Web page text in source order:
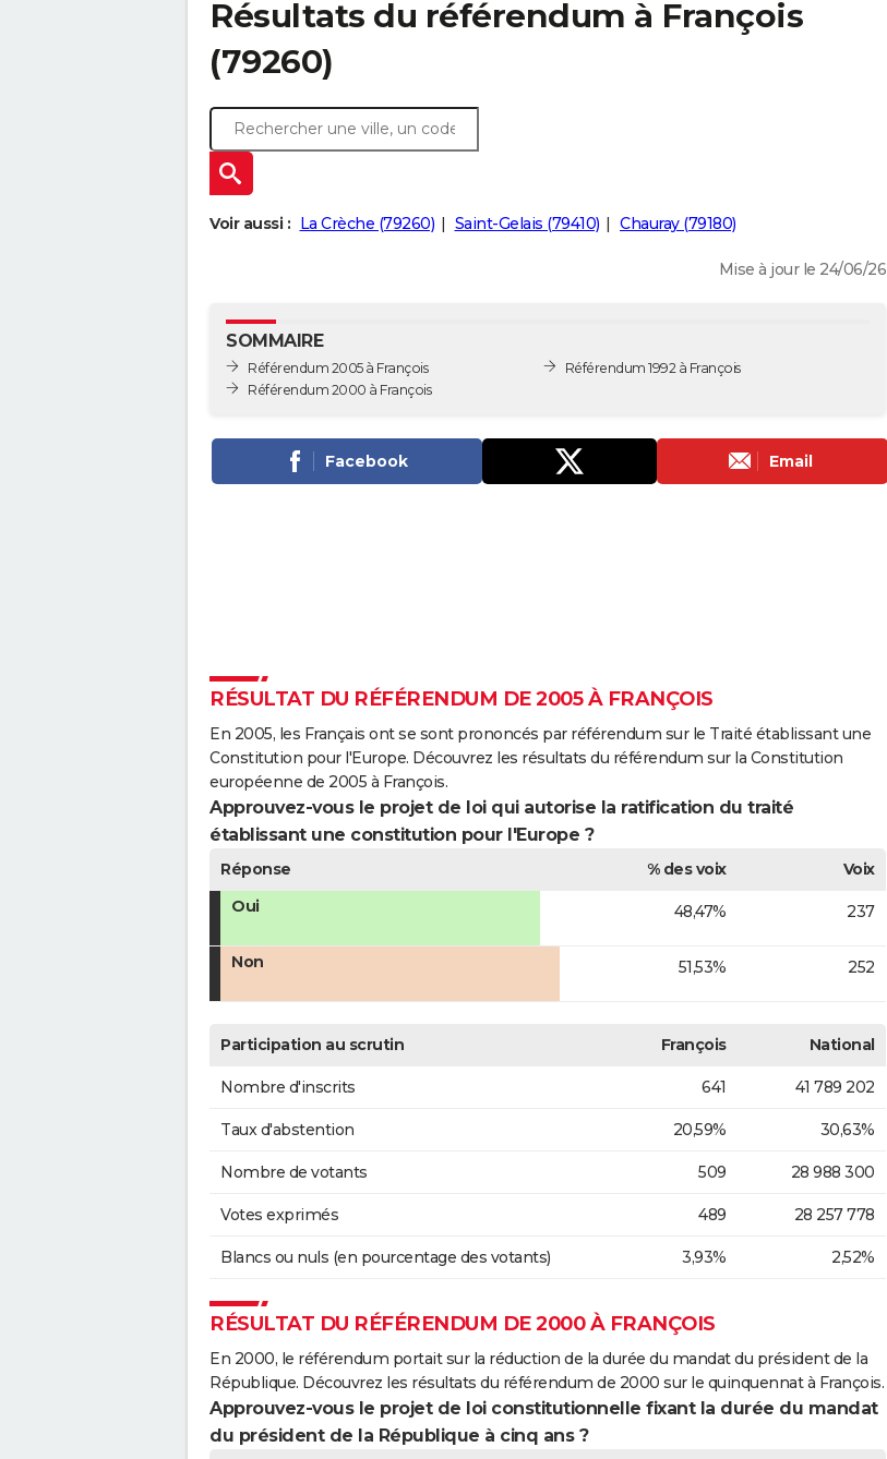
Résultats du référendum à François
(79260)
Voir aussi : La Crèche (79260) Saint-Gelais (79410) Chauray (79180)
Mise à jour le 24/06/26
SOMMAIRE
Référendum 2005 à François
Référendum 2000 à François
Référendum 1992 à François
Facebook Email
RÉSULTAT DU RÉFÉRENDUM DE 2005 À FRANÇOIS
En 2005, les Français ont se sont prononcés par référendum sur le Traité établissant une
Constitution pour l'Europe. Découvrez les résultats du référendum sur la Constitution
européenne de 2005 à François.
Approuvez-vous le projet de loi qui autorise la ratification du traité
établissant une constitution pour l'Europe ?
Réponse % des voix
Voix
Oui
48,47% 237
Non 51,53% 252
Participation au scrutin François National
Nombre d'inscrits 641 41 789 202
Taux d'abstention 20,59% 30,63%
Nombre de votants 509 28 988 300
Votes exprimés 489 28 257 778
Blancs ou nuls (en pourcentage des votants) 3,93% 2,52%
RÉSULTAT DU RÉFÉRENDUM DE 2000 À FRANÇOIS
En 2000, le référendum portait sur la réduction de la durée du mandat du président de la
République. Découvrez les résultats du référendum de 2000 sur le quinquennat à François.
Approuvez-vous le projet de loi constitutionnelle fixant la durée du mandat
du président de la République à cinq ans ?